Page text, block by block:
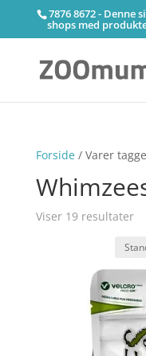
7876 8672 -
shops med
Forside/ Varer
Viser 19 resultater